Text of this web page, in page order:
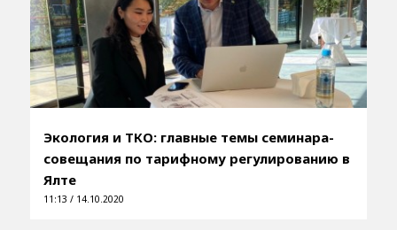
Экология и ТКО: главные темы семинара-
совещания по тарифному регулированию в
Ялте
11:13 / 14.10.2020